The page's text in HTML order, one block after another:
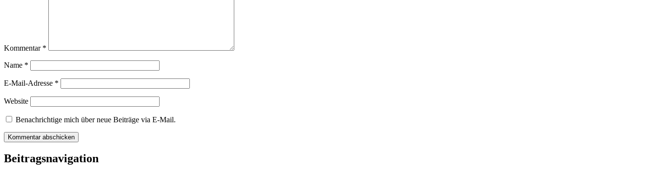
Kommentar *
Name *
E-Mail-Adresse *
Website
Benachrichtige mich über neue Beiträge via E-Mail.
Beitragsnavigation